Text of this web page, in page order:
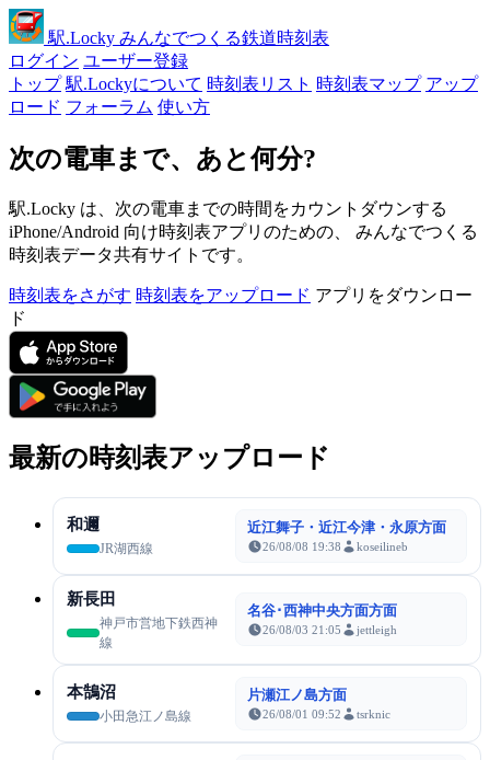
駅.Locky みんなでつくる鉄道時刻表
ログイン ユーザー登録
トップ 駅.Lockyについて 時刻表リスト 時刻表マップ アップ
ロード フォーラム 使い方
次の電車まで、あと何分?
駅.Locky は、次の電車までの時間をカウントダウンする
iPhone/Android 向け時刻表アプリのための、 みんなでつくる
時刻表データ共有サイトです。
時刻表をさがす 時刻表をアップロード アプリをダウンロー
ド
最新の時刻表アップロード
和邇
JR湖西線
近江舞子・近江今津・永原方面
26/08/08 19:38 koseilineb
新長田
神戸市営地下鉄西神
線
名谷･西神中央方面方面
26/08/03 21:05 jettleigh
本鵠沼
小田急江ノ島線
片瀬江ノ島方面
26/08/01 09:52 tsrknic